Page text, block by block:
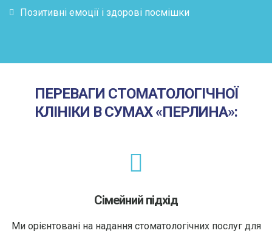
Позитивні емоції і здорові посмішки
ПЕРЕВАГИ СТОМАТОЛОГІЧНОЇ
КЛІНІКИ В СУМАХ «ПЕРЛИНА»:
Сімейний підхід
Ми орієнтовані на надання стоматологічних послуг для